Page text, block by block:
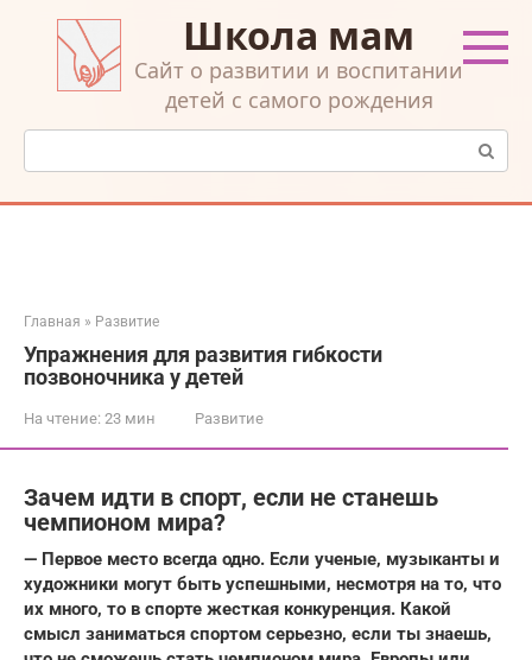
контенту
Школа мам
Cайт о развитии и воспитании
детей с самого рождения
Поиск:
Главная » Развитие
Упражнения для развития гибкости
позвоночника у детей
На чтение: 23 мин Развитие
Зачем идти в спорт, если не станешь
чемпионом мира?
— Первое место всегда одно. Если ученые, музыканты и
художники могут быть успешными, несмотря на то, что
их много, то в спорте жесткая конкуренция. Какой
смысл заниматься спортом серьезно, если ты знаешь,